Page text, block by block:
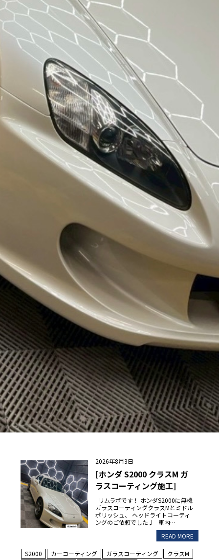
2026年8月3日
[ホンダ S2000 クラスM ガ
ラスコーティング施工]
リムラボです！ ホンダS2000に無機
ガラスコーティングクラスMとミドル
ポリッシュ、 ヘッドライトコーティ
ングのご依頼でした♩ 車内…
READ MORE
S2000 カーコーティング ガラスコーティング クラスM